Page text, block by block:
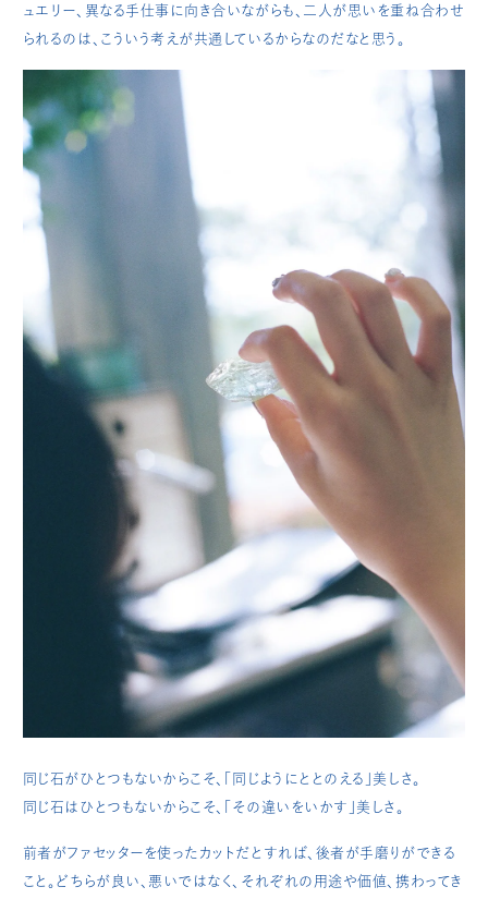
ュエリー、異なる手仕事に向き合いながらも、二人が思いを重ね合わせ
られるのは、こういう考えが共通しているからなのだなと思う。
同じ石がひとつもないからこそ、「同じようにととのえる」美しさ。
同じ石はひとつもないからこそ、「その違いをいかす」美しさ。
前者がファセッターを使ったカットだとすれば、後者が手磨りができる
こと。どちらが良い、悪いではなく、それぞれの用途や価値、携わってき